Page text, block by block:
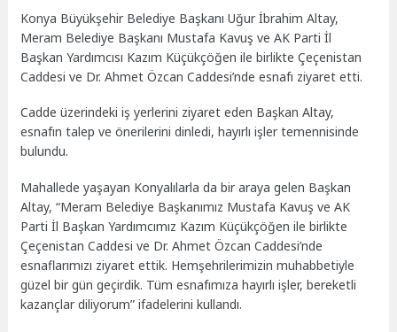
Konya Büyükşehir Belediye Başkanı Uğur İbrahim Altay,
Meram Belediye Başkanı Mustafa Kavuş ve AK Parti İl
Başkan Yardımcısı Kazım Küçükçöğen ile birlikte Çeçenistan
Caddesi ve Dr. Ahmet Özcan Caddesi’nde esnafı ziyaret etti.
Cadde üzerindeki iş yerlerini ziyaret eden Başkan Altay,
esnafın talep ve önerilerini dinledi, hayırlı işler temennisinde
bulundu.
Mahallede yaşayan Konyalılarla da bir araya gelen Başkan
Altay, “Meram Belediye Başkanımız Mustafa Kavuş ve AK
Parti İl Başkan Yardımcımız Kazım Küçükçöğen ile birlikte
Çeçenistan Caddesi ve Dr. Ahmet Özcan Caddesi’nde
esnaflarımızı ziyaret ettik. Hemşehrilerimizin muhabbetiyle
güzel bir gün geçirdik. Tüm esnafımıza hayırlı işler, bereketli
kazançlar diliyorum” ifadelerini kullandı.